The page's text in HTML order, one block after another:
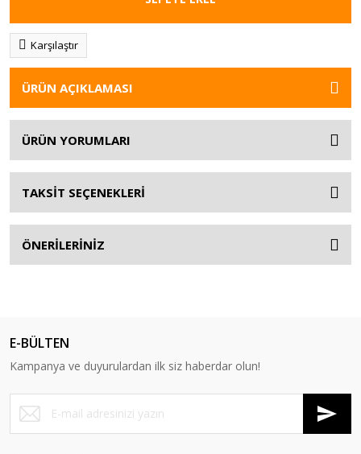
Karşılaştır
ÜRÜN AÇIKLAMASI
ÜRÜN YORUMLARI
TAKSİT SEÇENEKLERİ
ÖNERİLERİNİZ
E-BÜLTEN
Kampanya ve duyurulardan ilk siz haberdar olun!